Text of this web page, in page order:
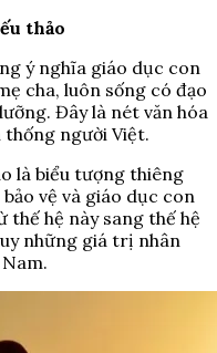
thảo
ý nghĩa giáo dục con
cha, luôn sống có đạo
Đây là nét văn hóa
người Việt.
là biểu tượng thiêng
vệ và giáo dục con
hệ này sang thế hệ
những giá trị nhân